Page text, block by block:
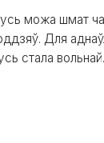
можа шмат
Для
стала вольнай.